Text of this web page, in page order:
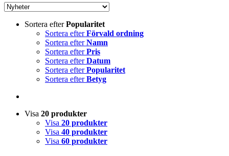
Sortera efterPopularitet
Sortera efterFörvald ordning
Sortera efterNamn
Sortera efterPris
Sortera efterDatum
Sortera efterPopularitet
Sortera efterBetyg
Visa 20 produkter
Visa 20 produkter
Visa 40 produkter
Visa 60 produkter